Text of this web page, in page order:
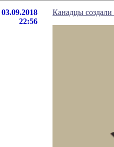
03.09.2018
22:56
Канадцы